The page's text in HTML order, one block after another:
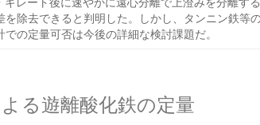
除去できると判明した。しかし、タンニン鉄等
の定量可否は今後の詳細な検討課題だ。
る遊離酸化鉄の定量